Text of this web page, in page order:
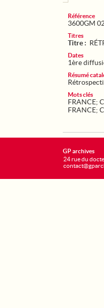
Référence
3600GM
Titres
Titre :
Dates
1ère
Résumé
Mots clés
FRANCE;
FRANCE;
GP archives
24 rue du